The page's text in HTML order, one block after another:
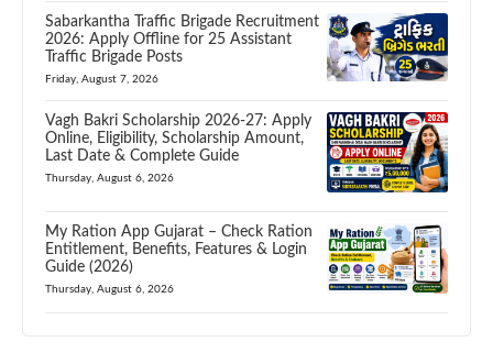
Sabarkantha Traffic Brigade Recruitment
2026: Apply Offline for 25 Assistant
Traffic Brigade Posts
Friday, August 7, 2026
Vagh Bakri Scholarship 2026-27: Apply
Online, Eligibility, Scholarship Amount,
Last Date & Complete Guide
Thursday, August 6, 2026
My Ration App Gujarat – Check Ration
Entitlement, Benefits, Features & Login
Guide (2026)
Thursday, August 6, 2026